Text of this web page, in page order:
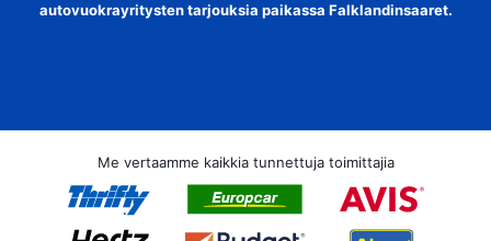
autovuokrayritysten tarjouksia paikassa Falklandinsaaret.
Me vertaamme kaikkia tunnettuja toimittajia